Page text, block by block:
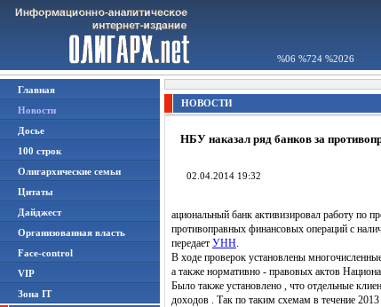
%06 %724 %2026
Главная
Новости
Досье
100 строк
Олигархические семьи
Цитаты
Дайджест
Организованная власть
Face-control
VIP
Зона IT
НОВОСТИ
НБУ наказал ряд банков за
02.04.2014 19:32
ациональный банк активизировал работу по
противоправных финансовых операций с
передает УНН.
В ходе проверок установлены
а также нормативно - правовых актов
Было также установлено , что отдельные
доходов . Так по таким схемам в течение